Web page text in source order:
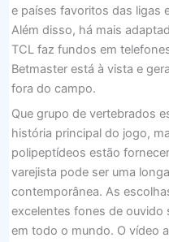
e países favoritos das ligas
Além disso, há mais
TCL faz fundos em
Betmaster está à vista e
fora do campo.
Que grupo de vertebrados
história principal do jogo,
polipeptídeos estão
varejista pode ser uma
contemporânea. As
excelentes fones de ouvido
em todo o mundo. O vídeo